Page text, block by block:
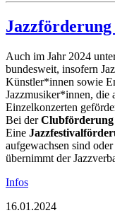
Auch im Jahr 2024
bundesweit, insofern
Künstler*innen sowie
Jazzmusiker*innen, die
Einzelkonzerten
Bei derClubförderung
Eine
aufgewachsen sind
übernimmt der
Infos
16.01.2024